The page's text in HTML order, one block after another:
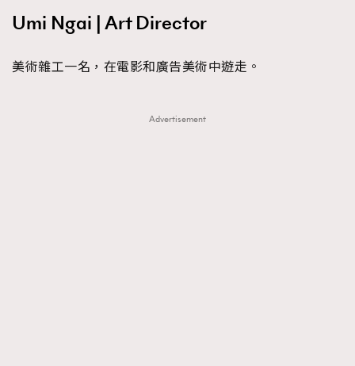
Umi Ngai | Art Director
美術雜工一名，在電影和廣告美術中遊走。
Advertisement